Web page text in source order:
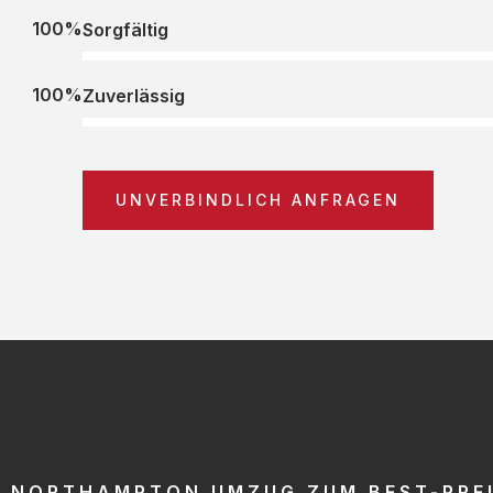
Sorgfältig
100%
Zuverlässig
100%
UNVERBINDLICH ANFRAGEN